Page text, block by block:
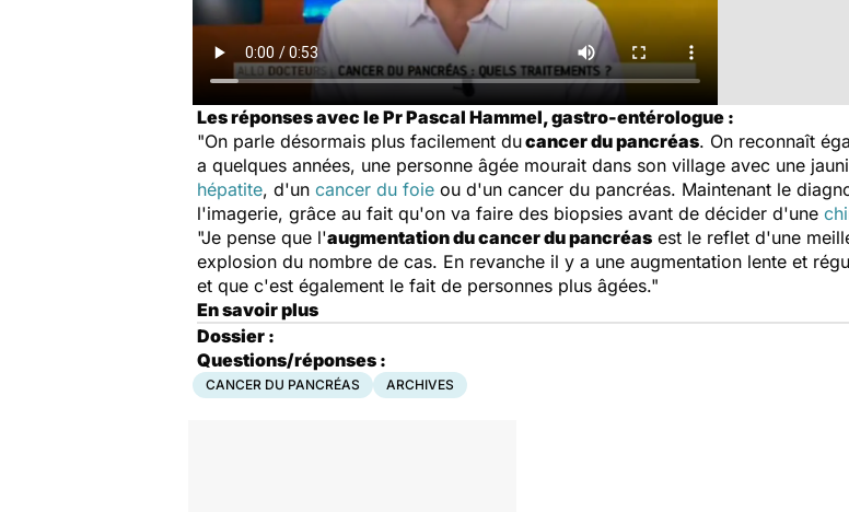
Les réponses avec le Pr Pascal Hammel, gastro-entérologue :
"On parle désormais plus facilement ducancer du pancréas. On reconnaît
a quelques années, une personne âgée mourait dans son village avec une
hépatite, d'un cancer du foie ou d'un cancer du pancréas. Maintenant le
l'imagerie, grâce au fait qu'on va faire des biopsies avant de décider d'une
"Je pense que l'augmentation du cancer du pancréas est le reflet d'une
explosion du nombre de cas. En revanche il y a une augmentation lente et
et que c'est également le fait de personnes plus âgées."
En savoir plus
Dossier :
Questions/réponses :
CANCER DU PANCRÉAS ARCHIVES